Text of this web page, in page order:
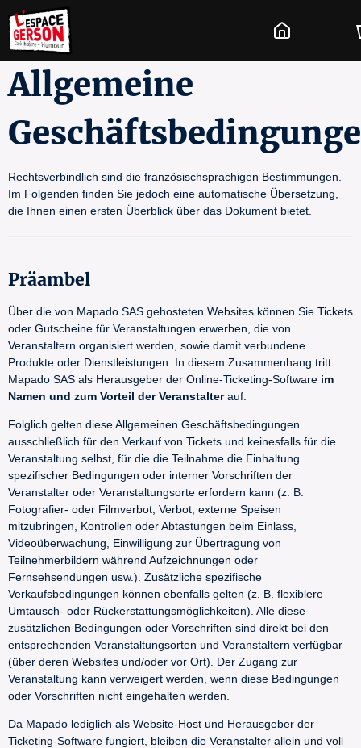
Allgemeine
Rechtsverbindlich sind die französischsprachigen Bestimmungen.
Im Folgenden finden Sie jedoch eine automatische Übersetzung,
die Ihnen einen ersten Überblick über das Dokument bietet.
Präambel
Über die von Mapado SAS gehosteten Websites können Sie Tickets
oder Gutscheine für Veranstaltungen erwerben, die von
Veranstaltern organisiert werden, sowie damit verbundene
Produkte oder Dienstleistungen. In diesem Zusammenhang tritt
Mapado SAS als Herausgeber der Online-Ticketing-Software im
Namen und zum Vorteil der Veranstalterauf.
Folglich gelten diese Allgemeinen Geschäftsbedingungen
ausschließlich für den Verkauf von Tickets und keinesfalls für die
Veranstaltung selbst, für die die Teilnahme die Einhaltung
spezifischer Bedingungen oder interner Vorschriften der
Veranstalter oder Veranstaltungsorte erfordern kann (z. B.
Fotografier- oder Filmverbot, Verbot, externe Speisen
mitzubringen, Kontrollen oder Abtastungen beim Einlass,
Videoüberwachung, Einwilligung zur Übertragung von
Teilnehmerbildern während Aufzeichnungen oder
Fernsehsendungen usw.). Zusätzliche spezifische
Verkaufsbedingungen können ebenfalls gelten (z. B. flexiblere
Umtausch- oder Rückerstattungsmöglichkeiten). Alle diese
zusätzlichen Bedingungen oder Vorschriften sind direkt bei den
entsprechenden Veranstaltungsorten und Veranstaltern verfügbar
(über deren Websites und/oder vor Ort). Der Zugang zur
Veranstaltung kann verweigert werden, wenn diese Bedingungen
oder Vorschriften nicht eingehalten werden.
Da Mapado lediglich als Website-Host und Herausgeber der
Ticketing-Software fungiert, bleiben die Veranstalter allein und voll